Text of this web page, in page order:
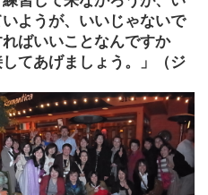
ようが、いいじゃないで
ばいいことなんですか
てあげましょう。」（ジ